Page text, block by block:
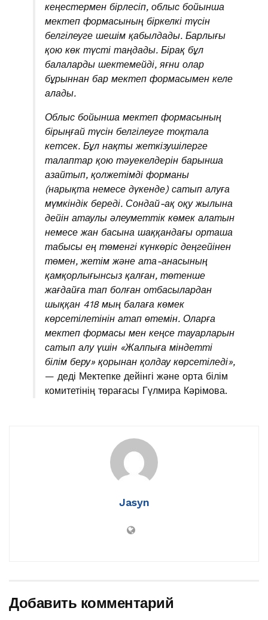
кеңестермен бірлесіп, облыс бойынша
мектеп формасының біркелкі түсін
белгілеуге шешім қабылдады. Барлығы
қою көк түсті таңдады. Бірақ бұл
балаларды шектемейді, яғни олар
бұрыннан бар мектеп формасымен келе
алады.
Облыс бойынша мектеп формасының
бірыңғай түсін белгілеуге тоқтала
кетсек. Бұл нақты жеткізушілерге
талаптар қою тәуекелдерін барынша
азайтып, қолжетімді форманы
(нарықта немесе дүкенде) сатып алуға
мүмкіндік береді. Сондай-ақ оқу жылына
дейін атаулы әлеуметтік көмек алатын
немесе жан басына шаққандағы орташа
табысы ең төменгі күнкөріс деңгейінен
төмен, жетім және ата-анасының
қамқорлығынсыз қалған, төтенше
жағдайға тап болған отбасылардан
шыққан 418 мың балаға көмек
көрсетілетінін атап өтемін. Оларға
мектеп формасы мен кеңсе тауарларын
сатып алу үшін «Жалпыға міндетті
білім беру» қорынан қолдау көрсетіледі»,
— деді Мектепке дейінгі және орта білім
комитетінің төрағасы Гүлмира Кәрімова.
Jasyn
Добавить комментарий